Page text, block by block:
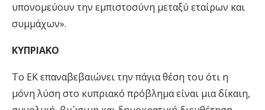
υπονομεύουν την εμπιστοσύνη μεταξύ εταίρων και
συμμάχων».
ΚΥΠΡΙΑΚΟ
Το ΕΚ επαναβεβαιώνει την πάγια θέση του ότι η
μόνη λύση στο κυπριακό πρόβλημα είναι μια δίκαιη,